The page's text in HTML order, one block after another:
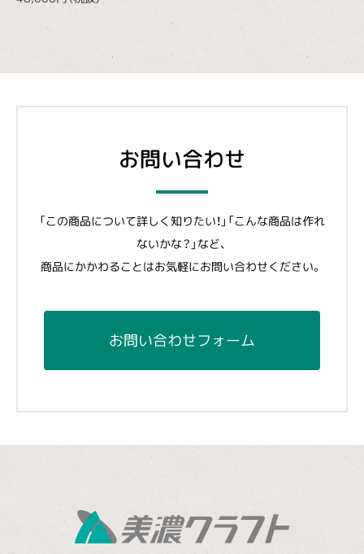
お問い合わせ
「この商品について詳しく知りたい！」「こんな商品は作れ
ないかな？」など、
商品にかかわることはお気軽にお問い合わせください。
お問い合わせフォーム